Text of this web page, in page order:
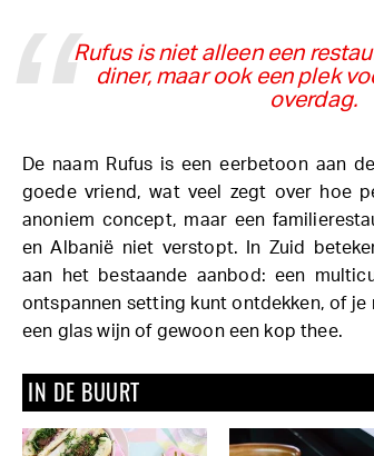
Rufus is niet alleen een
diner, maar ook een plek
overdag.
De naam Rufus is een eerbetoon aan
goede vriend, wat veel zegt over hoe
anoniem concept, maar een
en Albanië niet verstopt. In Zuid
aan het bestaande aanbod: een
ontspannen setting kunt ontdekken, of
een glas wijn of gewoon een kop thee.
IN DE BUURT